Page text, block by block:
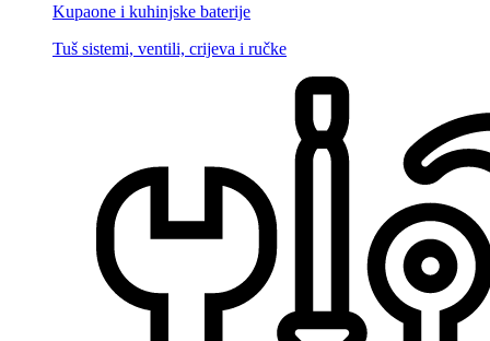
Kupaone i kuhinjske baterije
Tuš sistemi, ventili, crijeva i ručke